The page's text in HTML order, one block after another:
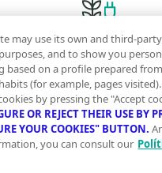
sostenible y gestos
vida más green
con tu presente
may use its own and third-
and to show you
based on a profile prepared
(for example, pages visited).
by pressing the "Accept
OR REJECT THEIR USE BY
YOUR COOKIES" BUTTON.
you can consult our